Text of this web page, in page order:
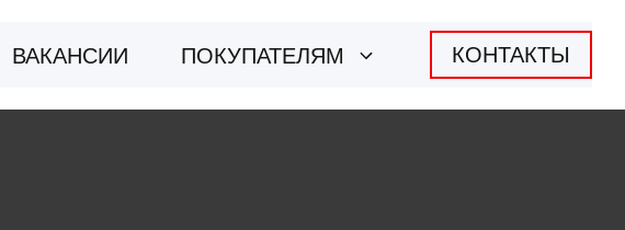
ВАКАНСИИ ПОКУПАТЕЛЯМ КОНТАКТЫ